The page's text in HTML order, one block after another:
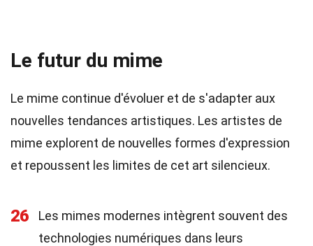
Le futur du mime
Le mime continue d'évoluer et de s'adapter aux
nouvelles tendances artistiques. Les artistes de
mime explorent de nouvelles formes d'expression
et repoussent les limites de cet art silencieux.
26
Les mimes modernes intègrent souvent des
technologies numériques dans leurs